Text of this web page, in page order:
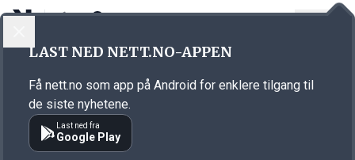
Annonsørinnhold
LAST NED NETT.NO-APPEN
Få nett.no som app på Android for enklere tilgang til
de siste nyhetene.
Last ned fra
Google Play